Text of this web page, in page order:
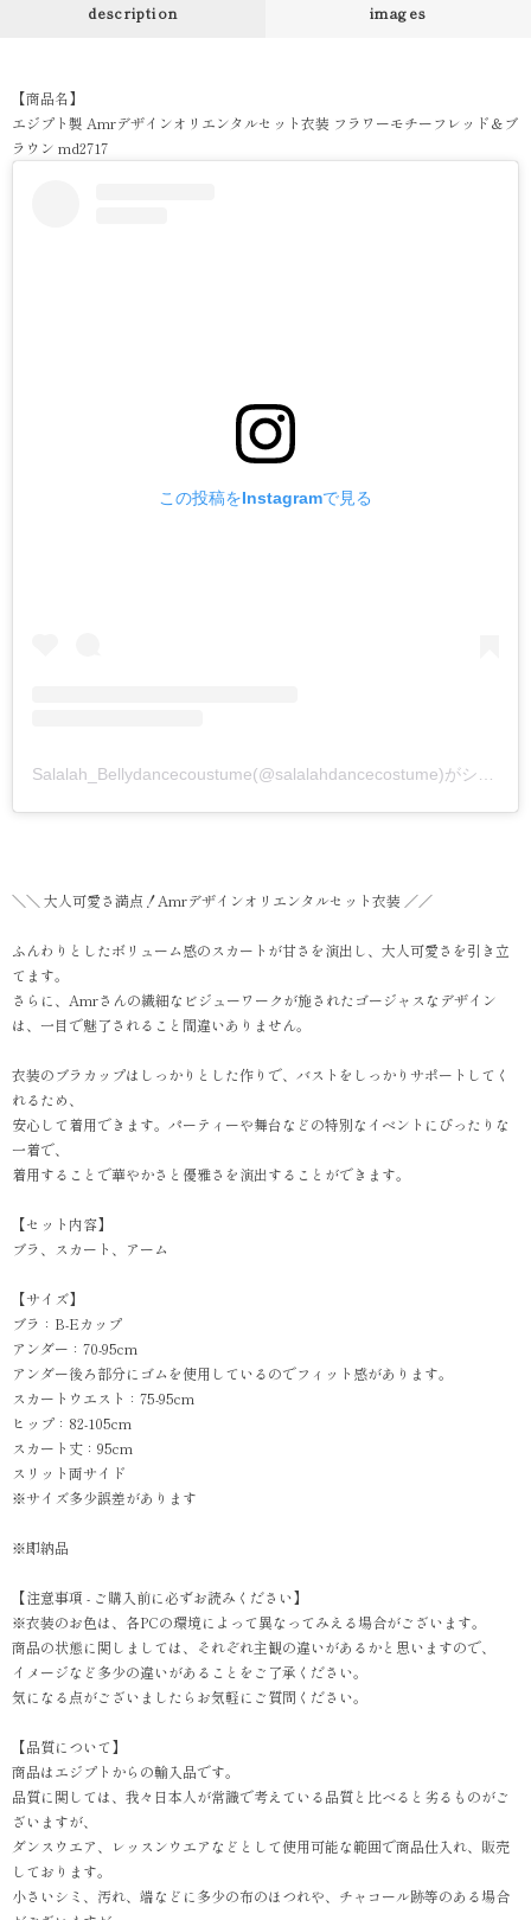
description images
【商品名】
エジプト製 Amrデザインオリエンタルセット衣装 フラワーモチーフレッド＆ブ
ラウン md2717
この投稿をInstagramで見る
Salalah_Bellydancecoustume(@salalahdancecostume)がシェアした投稿
＼＼ 大人可愛さ満点！Amrデザインオリエンタルセット衣装 ／／
ふんわりとしたボリューム感のスカートが甘さを演出し、大人可愛さを引き立
てます。
さらに、Amrさんの繊細なビジューワークが施されたゴージャスなデザイン
は、一目で魅了されること間違いありません。
衣装のブラカップはしっかりとした作りで、バストをしっかりサポートしてく
れるため、
安心して着用できます。パーティーや舞台などの特別なイベントにぴったりな
一着で、
着用することで華やかさと優雅さを演出することができます。
【セット内容】
ブラ、スカート、アーム
【サイズ】
ブラ：B-Eカップ
アンダー：70-95cm
アンダー後ろ部分にゴムを使用しているのでフィット感があります。
スカートウエスト：75-95cm
ヒップ：82-105cm
スカート丈：95cm
スリット両サイド
※サイズ多少誤差があります
※即納品
【注意事項 - ご購入前に必ずお読みください】
※衣装のお色は、各PCの環境によって異なってみえる場合がございます。
商品の状態に関しましては、それぞれ主観の違いがあるかと思いますので、
イメージなど多少の違いがあることをご了承ください。
気になる点がございましたらお気軽にご質問ください。
【品質について】
商品はエジプトからの輸入品です。
品質に関しては、我々日本人が常識で考えている品質と比べると劣るものがご
ざいますが、
ダンスウエア、レッスンウエアなどとして使用可能な範囲で商品仕入れ、販売
しております。
小さいシミ、汚れ、端などに多少の布のほつれや、チャコール跡等のある場合